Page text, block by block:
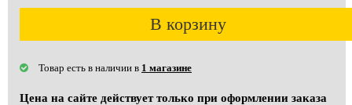
В корзину
Товар есть в наличии в 1 магазине
Цена на сайте действует только при оформлении заказа